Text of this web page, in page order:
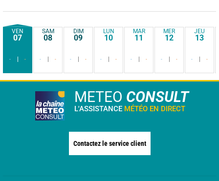
VEN
07
- -
SAM
08
- -
DIM
09
- -
LUN
10
- -
MAR
11
- -
MER
12
- -
JEU
13
- -
METEO CONSULT
L'ASSISTANCE MÉTÉO EN DIRECT
Contactez le service client